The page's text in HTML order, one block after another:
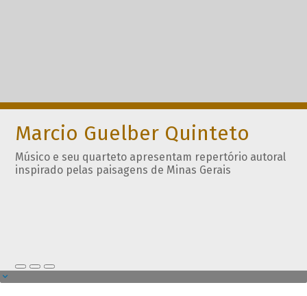
Marcio Guelber Quinteto
Músico e seu quarteto apresentam repertório autoral
inspirado pelas paisagens de Minas Gerais